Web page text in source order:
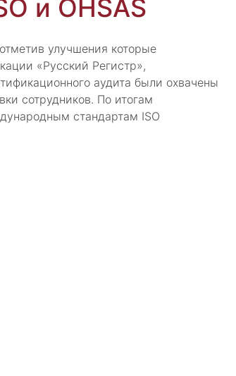
и OHSAS
улучшения которые
«Русский Регистр»,
аудита были охвачены
сотрудников. По итогам
стандартам ISO